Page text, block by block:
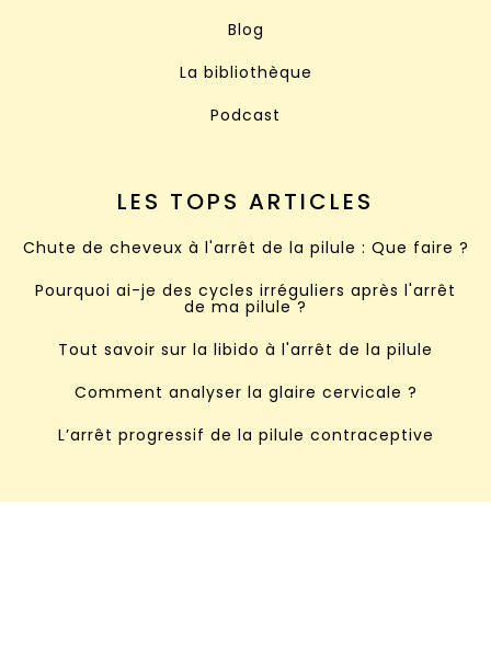
Blog
La bibliothèque
Podcast
LES TOPS ARTICLES
Chute de cheveux à l'arrêt de la pilule : Que faire ?
Pourquoi ai-je des cycles irréguliers après l'arrêt
de ma pilule ?
Tout savoir sur la libido à l'arrêt de la pilule
Comment analyser la glaire cervicale ?
L’arrêt progressif de la pilule contraceptive